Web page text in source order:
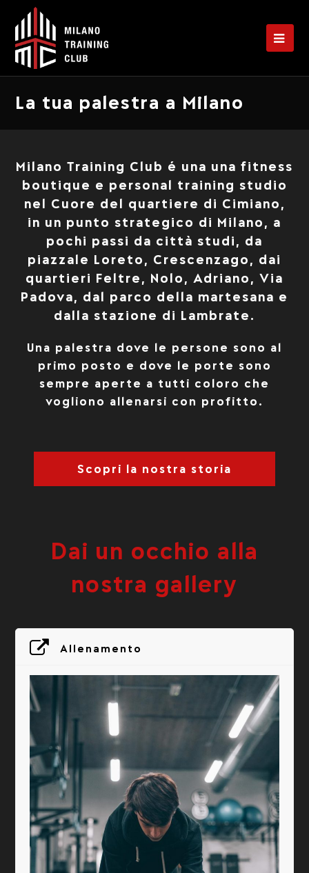
La tua palestra a Milano
Milano Training Club é una una fitness
boutique e personal training studio
nel Cuore del quartiere di Cimiano,
in un punto strategico di Milano, a
pochi passi da città studi, da
piazzale Loreto, Crescenzago, dai
quartieri Feltre, Nolo, Adriano, Via
Padova, dal parco della martesana e
dalla stazione di Lambrate.
Una palestra dove le persone sono al
primo posto e dove le porte sono
sempre aperte a tutti coloro che
vogliono allenarsi con profitto.
Scopri la nostra storia
Dai un occhio alla
nostra gallery
Allenamento